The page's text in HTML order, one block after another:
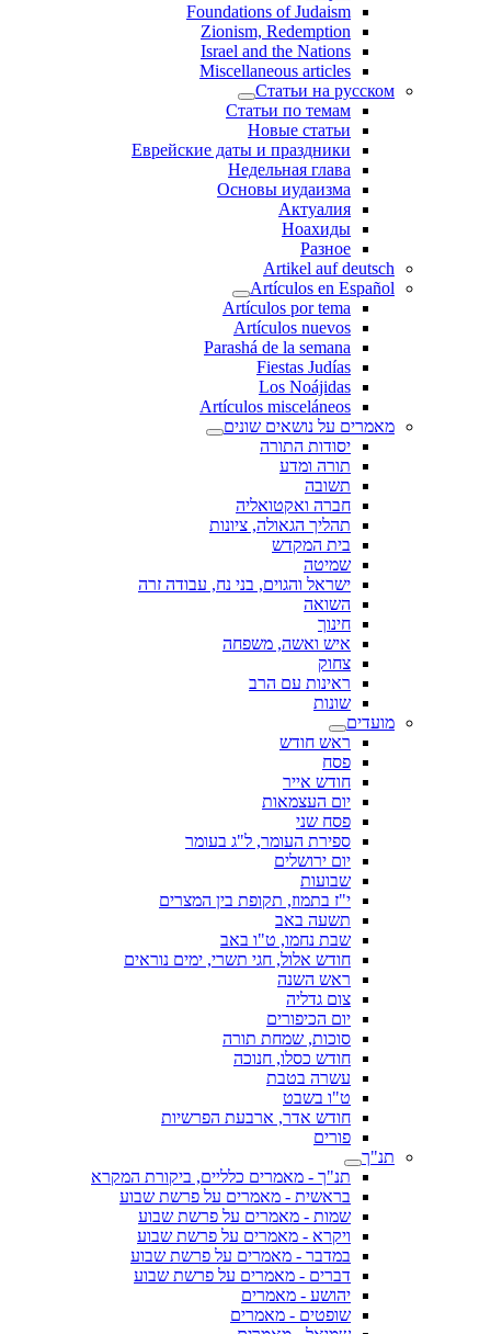
Foundations of Judaism
Zionism, Redemption
Israel and the Nations
Miscellaneous articles
Статьи на русском
Статьи по темам
Новые статьи
Еврейские даты и праздники
Недельная глава
Основы иудаизма
Актуалия
Ноахиды
Разное
Artikel auf deutsch
Artículos en Español
Artículos por tema
Artículos nuevos
Parashá de la semana
Fiestas Judías
Los Noájidas
Artículos misceláneos
מאמרים על נושאים שונים
יסודות התורה
תורה ומדע
תשובה
חברה ואקטואליה
תהליך הגאולה, ציונות
בית המקדש
שמיטה
ישראל והגוים, בני נח, עבודה זרה
השואה
חינוך
איש ואשה, משפחה
צחוק
ראינות עם הרב
שונות
מועדים
ראש חודש
פסח
חודש אייר
יום העצמאות
פסח שני
ספירת העומר, ל"ג בעומר
יום ירושלים
שבועות
י"ז בתמוז, תקופת בין המצרים
תשעה באב
שבת נחמו, ט"ו באב
חודש אלול, חגי תשרי, ימים נוראים
ראש השנה
צום גדליה
יום הכיפורים
סוכות, שמחת תורה
חודש כסלו, חנוכה
עשרה בטבת
ט"ו בשבט
חודש אדר, ארבעת הפרשיות
פורים
תנ"ך
תנ"ך - מאמרים כלליים, ביקורת המקרא
בראשית - מאמרים על פרשת שבוע
שמות - מאמרים על פרשת שבוע
ויקרא - מאמרים על פרשת שבוע
במדבר - מאמרים על פרשת שבוע
דברים - מאמרים על פרשת שבוע
יהושע - מאמרים
שופטים - מאמרים